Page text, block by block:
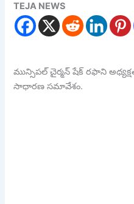
TEJA NEWS
మున్సిపల్ చైర్మన్ షేక్ రఫాని
సాధారణ సమావేశం.